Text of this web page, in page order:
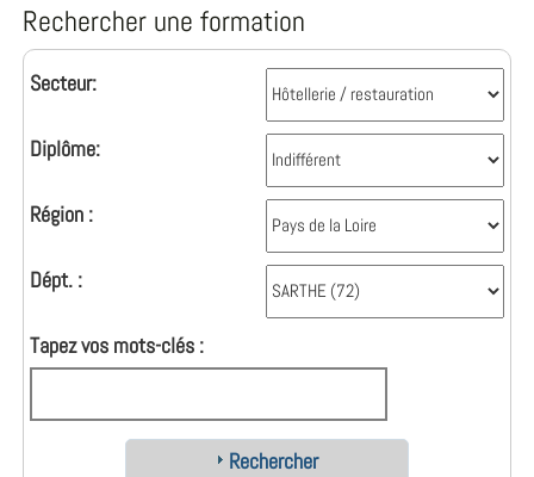
Rechercher une formation
Secteur:
Diplôme:
Région :
Dépt. :
Tapez vos mots-clés :
Rechercher